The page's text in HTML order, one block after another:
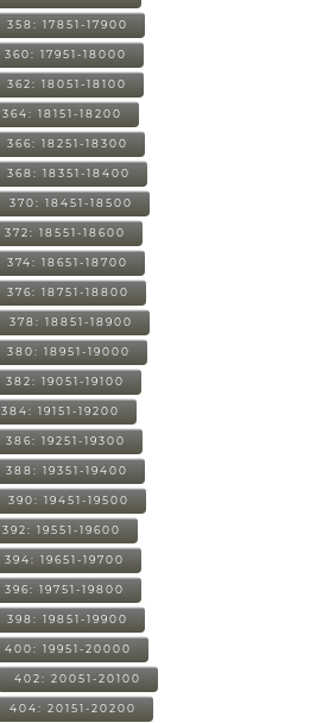
358: 17851-17900
360: 17951-18000
362: 18051-18100
364: 18151-18200
366: 18251-18300
368: 18351-18400
370: 18451-18500
372: 18551-18600
374: 18651-18700
376: 18751-18800
378: 18851-18900
380: 18951-19000
382: 19051-19100
384: 19151-19200
386: 19251-19300
388: 19351-19400
390: 19451-19500
392: 19551-19600
394: 19651-19700
396: 19751-19800
398: 19851-19900
400: 19951-20000
402: 20051-20100
404: 20151-20200